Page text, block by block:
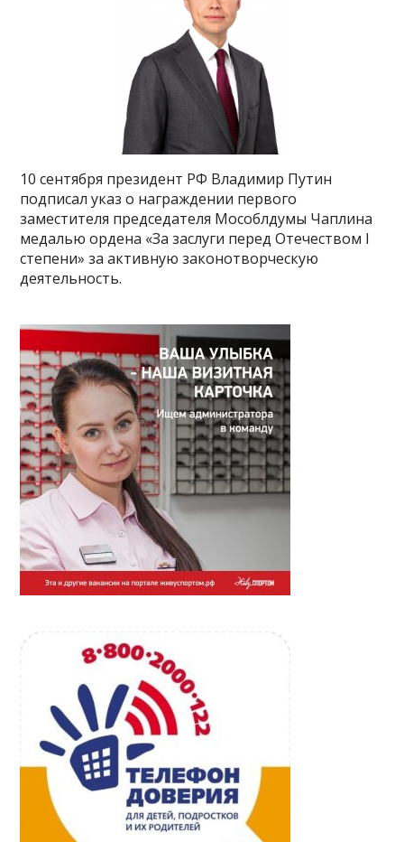
10 сентября президент РФ Владимир Путин
подписал указ о награждении первого
заместителя председателя Мособлдумы Чаплина
медалью ордена «За заслуги перед Отечеством I
степени» за активную законотворческую
деятельность.